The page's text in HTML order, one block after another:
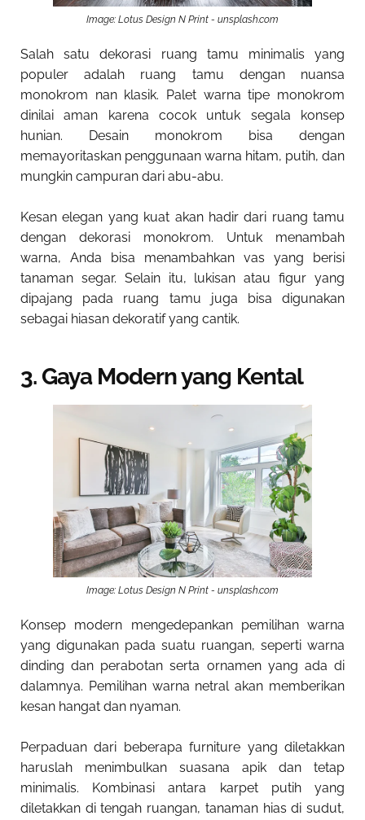
Image: Lotus Design N Print - unsplash.com
Salah satudekorasi ruang tamu minimalis yang
populer adalah ruang tamu dengan nuansa
monokrom nan klasik. Palet warna tipe monokrom
dinilai aman karena cocok untuk segala konsep
hunian. Desain monokrom bisa dengan
memayoritaskan penggunaan warna hitam, putih, dan
mungkin campuran dari abu-abu.
Kesan elegan yang kuat akan hadir dari ruang tamu
dengan dekorasi monokrom. Untuk menambah
warna, Anda bisa menambahkan vas yang berisi
tanaman segar. Selain itu, lukisan atau figur yang
dipajang pada ruang tamu juga bisa digunakan
sebagai hiasan dekoratif yang cantik.
3. Gaya Modern yang Kental
Image: Lotus Design N Print - unsplash.com
Konsep modern mengedepankan pemilihan warna
yang digunakan pada suatu ruangan, seperti warna
dinding dan perabotan serta ornamen yang ada di
dalamnya. Pemilihan warna netral akan memberikan
kesan hangat dan nyaman.
Perpaduan dari beberapa furniture yang diletakkan
haruslah menimbulkan suasana apik dan tetap
minimalis. Kombinasi antara karpet putih yang
diletakkan di tengah ruangan, tanaman hias di sudut,